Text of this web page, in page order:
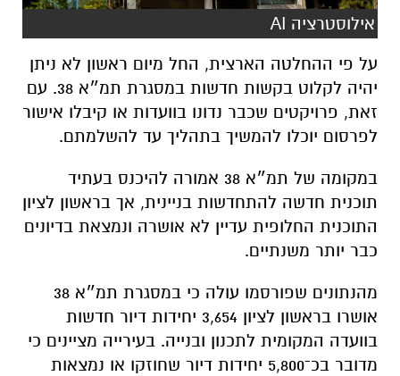
אילוסטרציה AI
על פי ההחלטה הארצית, החל מיום ראשון לא ניתן
יהיה לקלוט בקשות חדשות במסגרת תמ״א 38. עם
זאת, פרויקטים שכבר נדונו בוועדות או קיבלו אישור
לפרסום יוכלו להמשיך בתהליך עד להשלמתם.
במקומה של תמ״א 38 אמורה להיכנס בעתיד
תוכנית חדשה להתחדשות בניינית, אך בראשון לציון
התוכנית החלופית עדיין לא אושרה ונמצאת בדיונים
כבר יותר משנתיים.
מהנתונים שפורסמו עולה כי במסגרת תמ״א 38
אושרו בראשון לציון 3,654 יחידות דיור חדשות
בוועדה המקומית לתכנון ובנייה. בעירייה מציינים כי
מדובר בכ־5,800 יחידות דיור שחוזקו או נמצאות